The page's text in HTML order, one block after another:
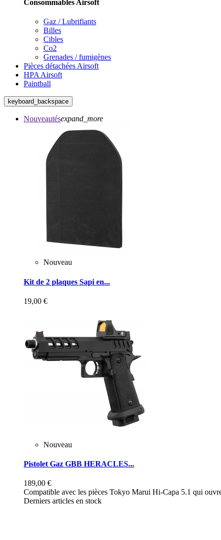
Consommables Airsoft
Gaz / Lubrifiants
Billes
Cibles
Co2
Grenades / fumigènes
Pièces détachées Airsoft
HPA Airsoft
Paintball
keyboard_backspace
Nouveautésexpand_more
Nouveau
Kit de 2 plaques Sapi en...
19,00 €
Nouveau
Pistolet Gaz GBB HERACLES...
189,00 €
Compatible avec les pièces Tokyo Marui Hi-Capa 5.1 qui
Derniers articles en stock